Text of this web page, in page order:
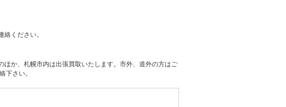
ください。
か、札幌市内は出張買取いたします。市外、道外の方はご
下さい。